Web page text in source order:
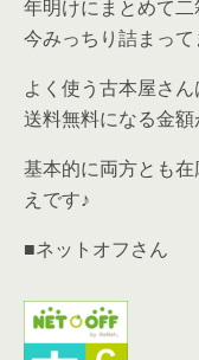
年明けにまとめて
今みっちり詰まって
よく使う古本屋さん
送料無料になる金額
基本的に両方とも
えです♪
■ネットオフさん